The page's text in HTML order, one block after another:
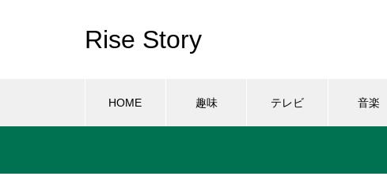
Rise Story
HOME 趣味 テレビ 音楽